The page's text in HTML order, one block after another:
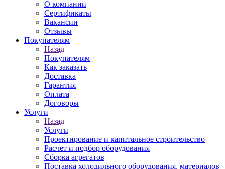
О компании
Сертификаты
Вакансии
Отзывы
Покупателям
Назад
Покупателям
Как заказать
Доставка
Гарантия
Оплата
Договоры
Услуги
Назад
Услуги
Проектирование и капитальное строительство
Расчет и подбор оборудования
Сборка агрегатов
Поставка холодильного оборудования, материалов